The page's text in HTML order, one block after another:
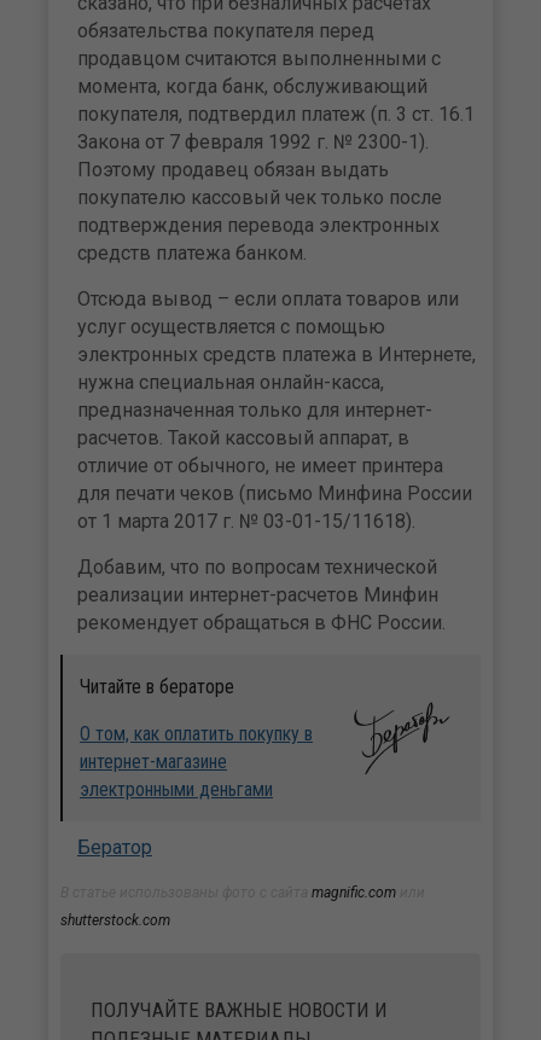
обязательства покупателя перед
продавцом считаются выполненными с
момента, когда банк, обслуживающий
покупателя, подтвердил платеж (п. 3 ст. 16.1
Закона от 7 февраля 1992 г. № 2300-1).
Поэтому продавец обязан выдать
покупателю кассовый чек только после
подтверждения перевода электронных
средств платежа банком.
Отсюда вывод – если оплата товаров или
услуг осуществляется с помощью
электронных средств платежа в Интернете,
нужна специальная онлайн-касса,
предназначенная только для интернет-
расчетов. Такой кассовый аппарат, в
отличие от обычного, не имеет принтера
для печати чеков (письмо Минфина России
от 1 марта 2017 г. № 03-01-15/11618).
Добавим, что по вопросам технической
реализации интернет-расчетов Минфин
рекомендует обращаться в ФНС России.
Читайте в бераторе
О том, как оплатить покупку в
интернет-магазине
электронными деньгами
Бератор
magnific.com
shutterstock.com
ПОЛУЧАЙТЕ ВАЖНЫЕ НОВОСТИ И